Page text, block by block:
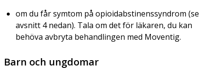
om du får symtom på opioidabstinenssyndrom (se
avsnitt 4 nedan). Tala om det för läkaren, du kan
behöva avbryta behandlingen med Moventig.
Barn och ungdomar